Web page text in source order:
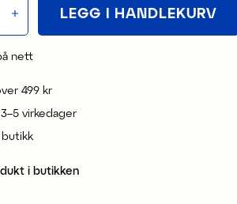
LEGG I HANDLEKURV
nett
499 kr
virkedager
i butikken